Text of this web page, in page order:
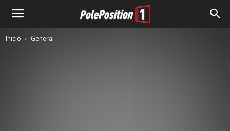
Inicio General